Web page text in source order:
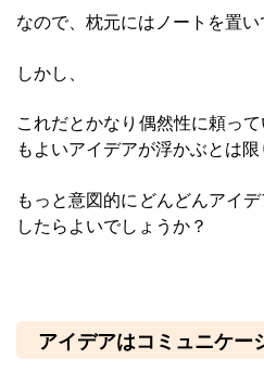
なので、枕元にはノートを置い
しかし、
これだとかなり偶然性に頼っ
もよいアイデアが浮かぶとは限
もっと意図的にどんどんアイ
したらよいでしょうか？
アイデアはコミュニケー